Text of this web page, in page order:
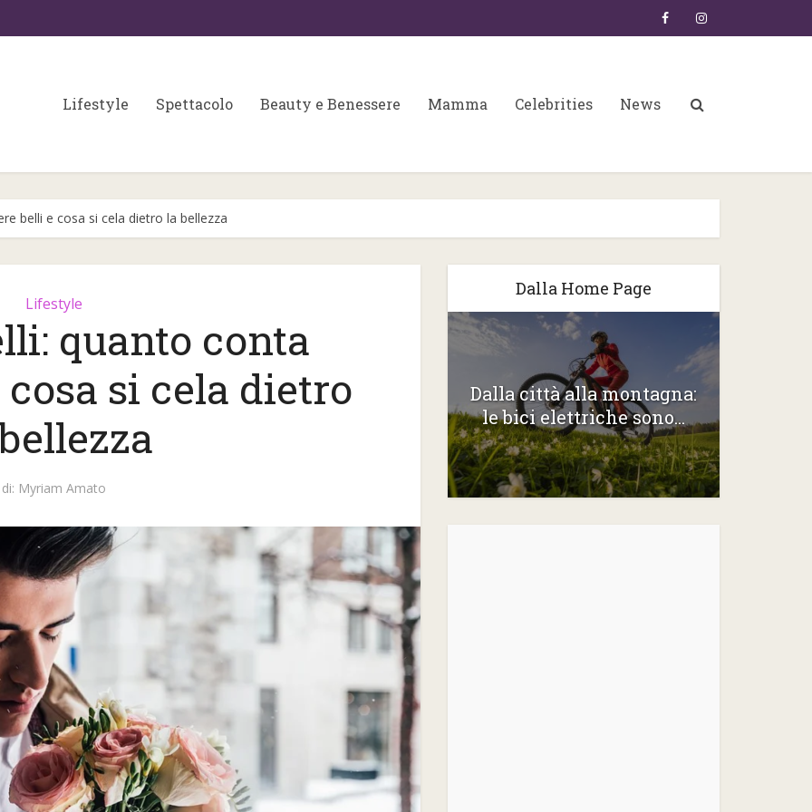
Lifestyle Spettacolo Beauty e Benessere Mamma Celebrities News
belli e cosa si cela dietro la bellezza
Lifestyle
quanto conta
si cela dietro
di: Myriam Amato
Dalla Home Page
per
skin care
Colori matrimonio 2026:
partecipazioni e
wedding...
Dalla città alla montagna:
le bici elettriche sono...